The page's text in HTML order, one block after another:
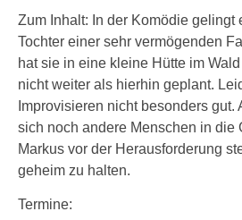
Zum Inhalt: In der Komödie gelingt
Tochter einer sehr vermögenden
hat sie in eine kleine Hütte im
nicht weiter als hierhin geplant.
Improvisieren nicht besonders gut.
sich noch andere Menschen in die
Markus vor der Herausforderung
geheim zu halten.
Termine: